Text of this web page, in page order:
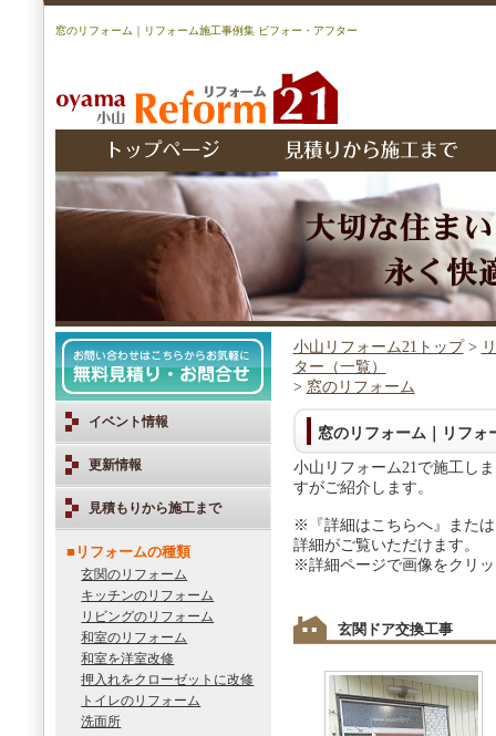
窓のリフォーム｜リフォーム施工事例集 ビフォー・アフター
イベント情報
更新情報
見積もりから施工まで
■リフォームの種類
玄関のリフォーム
キッチンのリフォーム
リビングのリフォーム
和室のリフォーム
和室を洋室改修
押入れをクローゼットに改修
トイレのリフォーム
洗面所
小山リフォーム21トップ>
ター（一覧）
> 窓のリフォーム
窓のリフォーム｜リフォ
小山リフォーム21で施工し
すがご紹介します。
※『詳細はこちらへ』また
詳細がご覧いただけます。
※詳細ページで画像をクリ
玄関ドア交換工事